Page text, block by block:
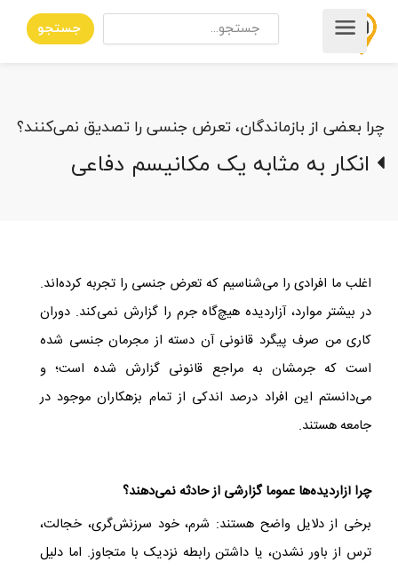
جستجو
چرا بعضی از بازماندگان، تعرض جنسی را تصدیق نمی‌کنند؟
انکار به‌ مثابه یک مکانیسم دفاعی
اغلب ما افرادی را می‌شناسیم که تعرض جنسی را تجربه کرده‌اند.
در بیشتر موارد، آزاردیده هیچ‌گاه جرم را گزارش نمی‌کند. دوران
کاری من صرف پیگرد قانونی آن دسته از مجرمان جنسی شده
است که جرمشان به مراجع قانونی گزارش شده است؛ و
می‌دانستم این افراد درصد اندکی از تمام بزهکاران موجود در
جامعه هستند.
چرا آزاردیده‌ها عموما گزارشی از حادثه نمی‌دهند؟
برخی از دلایل واضح هستند: شرم، خود سرزنش‌گری، خجالت،
ترس از باور نشدن، یا داشتن رابطه نزدیک با متجاوز. اما دلیل